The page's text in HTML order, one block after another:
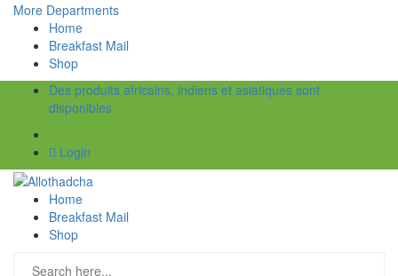
More Departments
Home
Breakfast Mail
Shop
Des produits africains, indiens et asiatiques sont
disponibles
Login
Home
Breakfast Mail
Shop